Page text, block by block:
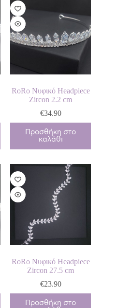
RoRo Νυφικό Headpiece
Zircon 2.2 cm
€34.90
Προσθήκη στο
καλάθι
RoRo Νυφικό Headpiece
Zircon 27.5 cm
€23.90
Προσθήκη στο